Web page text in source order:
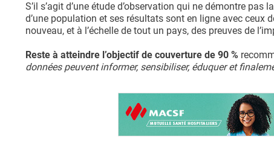
S’il s’agit d’une étude d’observation qui ne démontre
d’une population et ses résultats sont en ligne avec ceux
nouveau, et à l’échelle de tout un pays, des preuves de
Reste à atteindre l’objectif de couverture de 90 %
données peuvent informer, sensibiliser, éduquer et